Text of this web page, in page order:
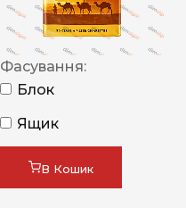
Фасування:
Блок
Ящик
В Кошик